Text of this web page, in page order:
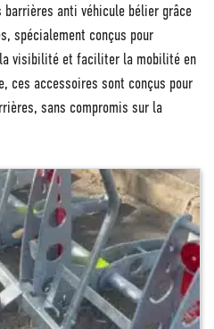
barrières anti véhicule bélier grâce
spécialement conçus pour
visibilité et faciliter la mobilité en
ces accessoires sont conçus pour
sans compromis sur la